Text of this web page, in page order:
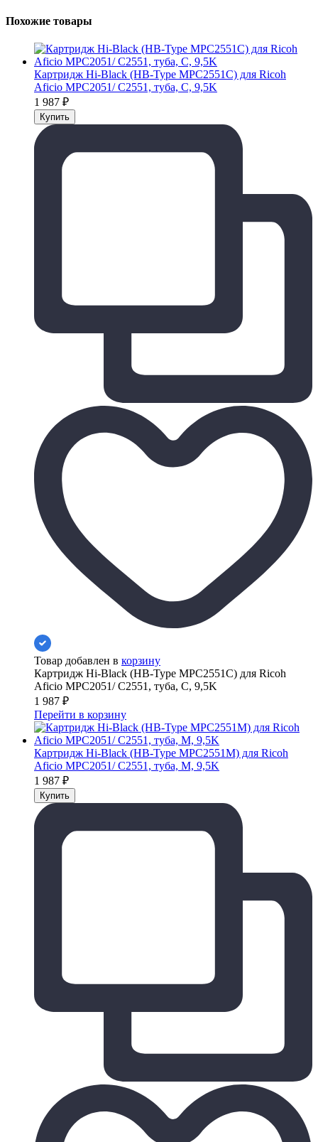
Похожие товары
Картридж Hi-Black (HB-Type MPC2551C) для Ricoh
Aficio MPC2051/ C2551, туба, C, 9,5K
1 987 ₽
Товар добавлен в корзину
Картридж Hi-Black (HB-Type MPC2551C) для Ricoh
Aficio MPC2051/ C2551, туба, C, 9,5K
1 987 ₽
Перейти в корзину
Картридж Hi-Black (HB-Type MPC2551M) для Ricoh
Aficio MPC2051/ C2551, туба, M, 9,5K
1 987 ₽